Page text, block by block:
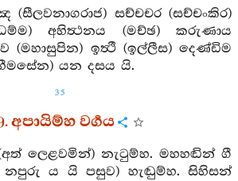
සච්චචර (සච්චංකිර)
අහිත්‍ථනය (මච්ඡ) කරුණාය
(මහාසුපින) ඉත්‍ථී (ඉල්ලීස) දෙණ්ඩිම
යන දසය යි.
35
අපායිම්හ වර්‍ගය
(අත් ලෙළවමින්) නැටුම්හ. මහහඬින් ගී
නපුරු ය යි පසුව) හැඬුම්හ. සිහිසන්